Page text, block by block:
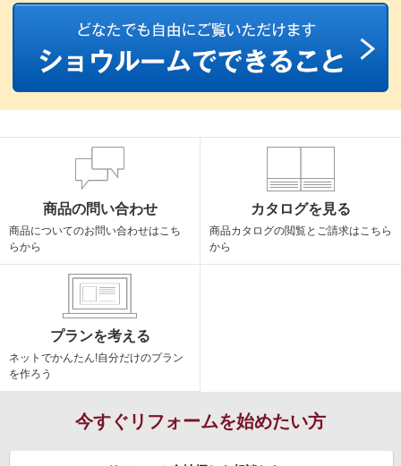
商品の問い合わせ
商品についてのお問い合わせはこち
らから
カタログを見る
商品カタログの閲覧と ご請求はこちら
から
プランを考える
ネットでかんたん!自分だけのプラン
を作ろう
今すぐリフォームを始めたい方